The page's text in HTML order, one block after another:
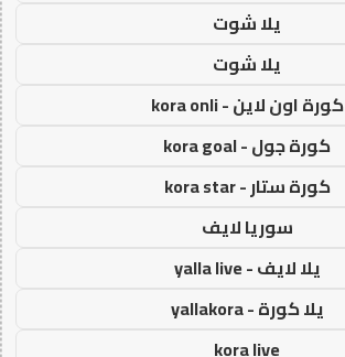
يلا شوت
يلا شوت
كورة اون لاين - kora onli
كورة جول - kora goal
كورة ستار - kora star
سوريا لايف
يلا لايف - yalla live
يلا كورة - yallakora
kora live